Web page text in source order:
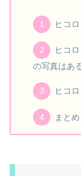
ヒコ
ヒコ
の写真はあ
ヒコ
まとめ